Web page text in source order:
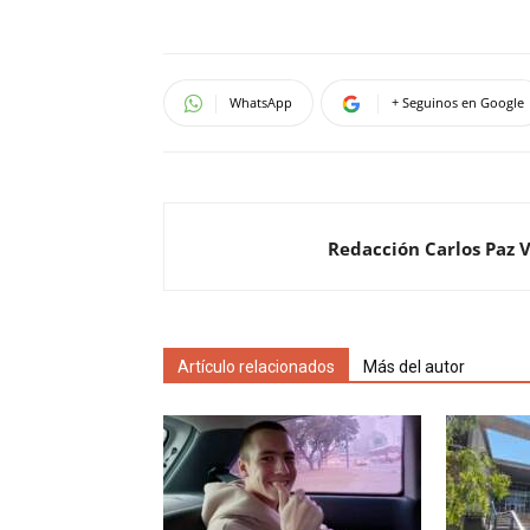
WhatsApp + Seguinos en Google
Redacción Carlos Paz
Artículo relacionados Más del autor